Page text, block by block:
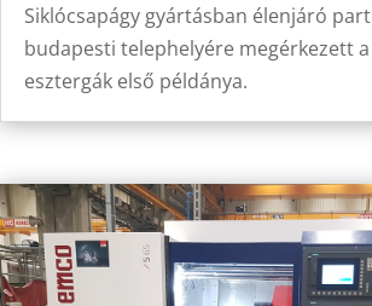
Siklócsapágy gyártásban élenjáró
budapesti telephelyére megérkezett
esztergák első példánya.